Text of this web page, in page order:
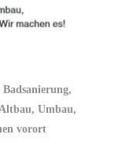
Umbau,
vorort